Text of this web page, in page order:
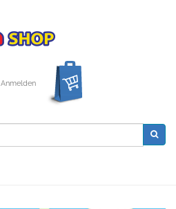
Anmelden